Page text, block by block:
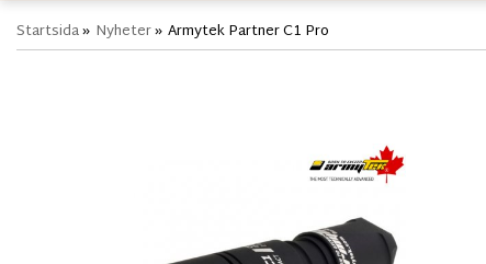
Startsida» Nyheter» Armytek Partner C1 Pro